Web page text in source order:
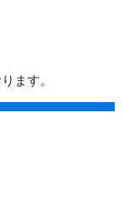
ます。